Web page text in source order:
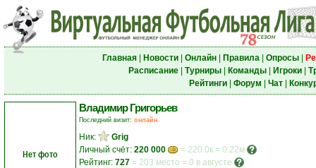
Главная| Новости| Онлайн| Правила| Опросы|
Расписание| Турниры| Команды| Игроки|
Рейтинги| Форум Чат|
Нет фото
Владимир Григорьев
Последний визит: онлайн
Ник:
Grig
Личный счёт: 220 000
= 220.0к = 0.22м
Рейтинг: 727 = 203 место = 0 в августе